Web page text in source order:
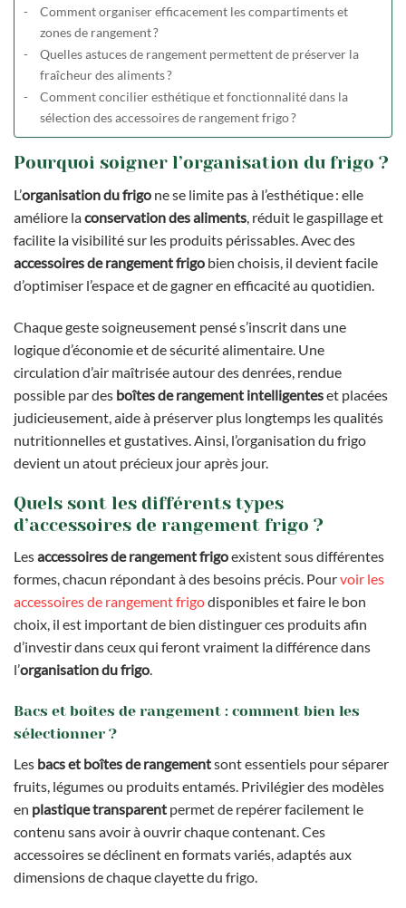
Comment organiser efficacement les compartiments et
zones de rangement ?
Quelles astuces de rangement permettent de préserver la
fraîcheur des aliments ?
Comment concilier esthétique et fonctionnalité dans la
sélection des accessoires de rangement frigo ?
Pourquoi soigner l’organisation du frigo ?
L’organisation du frigo ne se limite pas à l’esthétique : elle
améliore laconservation des aliments, réduit le gaspillage et
facilite la visibilité sur les produits périssables. Avec des
accessoires de rangement frigo bien choisis, il devient facile
d’optimiser l’espace et de gagner en efficacité au quotidien.
Chaque geste soigneusement pensé s’inscrit dans une
logique d’économie et de sécurité alimentaire. Une
circulation d’air maîtrisée autour des denrées, rendue
possible par des boîtes de rangement intelligenteset placées
judicieusement, aide à préserver plus longtemps les qualités
nutritionnelles et gustatives. Ainsi, l’organisation du frigo
devient un atout précieux jour après jour.
Quels sont les différents types
d’accessoires de rangement frigo ?
Lesaccessoires de rangement frigoexistent sous différentes
formes, chacun répondant à des besoins précis. Pourvoir les
accessoires de rangement frigodisponibles et faire le bon
choix, il est important de bien distinguer ces produits afin
d’investir dans ceux qui feront vraiment la différence dans
l’organisation du frigo.
Bacs et boîtes de rangement : comment bien les
sélectionner ?
Les bacs et boîtes de rangementsont essentiels pour séparer
fruits, légumes ou produits entamés. Privilégier des modèles
en plastique transparent permet de repérer facilement le
contenu sans avoir à ouvrir chaque contenant. Ces
accessoires se déclinent en formats variés, adaptés aux
dimensions de chaque clayette du frigo.